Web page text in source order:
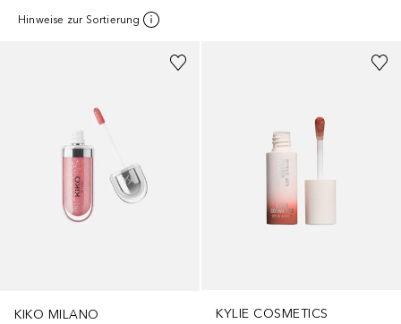
Hinweise zur Sortierung
KIKO MILANO
+28
KYLIE COSMETICS